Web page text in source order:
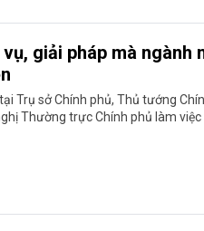
giải pháp mà ngành
Trụ sở Chính phủ, Thủ tướng
Thường trực Chính phủ làm